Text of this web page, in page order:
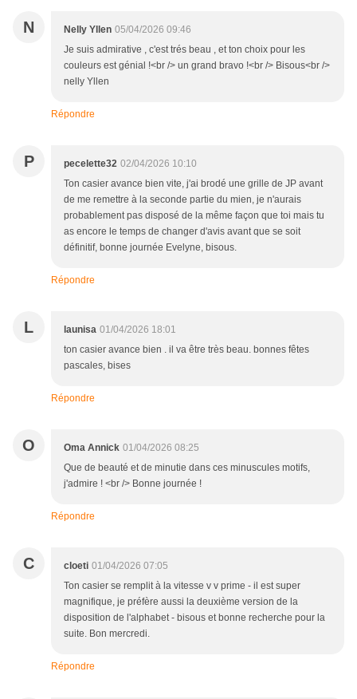
N Nelly Yllen 05/04/2026 09:46
Je suis admirative , c'est trés beau , et ton choix pour les
couleurs est génial !<br /> un grand bravo !<br /> Bisous<br />
nelly Yllen
Répondre
P pecelette32 02/04/2026 10:10
Ton casier avance bien vite, j'ai brodé une grille de JP avant
de me remettre à la seconde partie du mien, je n'aurais
probablement pas disposé de la même façon que toi mais tu
as encore le temps de changer d'avis avant que se soit
définitif, bonne journée Evelyne, bisous.
Répondre
L launisa 01/04/2026 18:01
ton casier avance bien . il va être très beau. bonnes fêtes
pascales, bises
Répondre
O Oma Annick 01/04/2026 08:25
Que de beauté et de minutie dans ces minuscules motifs,
j'admire ! <br /> Bonne journée !
Répondre
C cloeti 01/04/2026 07:05
Ton casier se remplit à la vitesse v v prime - il est super
magnifique, je préfère aussi la deuxième version de la
disposition de l'alphabet - bisous et bonne recherche pour la
suite. Bon mercredi.
Répondre